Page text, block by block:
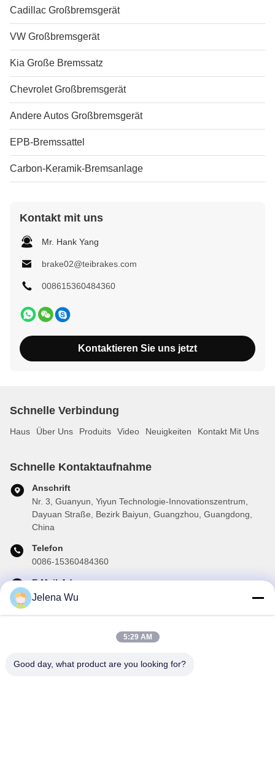
Cadillac Großbremsgerät
VW Großbremsgerät
Kia Große Bremssatz
Chevrolet Großbremsgerät
Andere Autos Großbremsgerät
EPB-Bremssattel
Carbon-Keramik-Bremsanlage
Kontakt mit uns
Mr. Hank Yang
brake02@teibrakes.com
008615360484360
Kontaktieren Sie uns jetzt
Schnelle Verbindung
Haus Über Uns Produits Video Neuigkeiten Kontakt Mit Uns
Schnelle Kontaktaufnahme
Anschrift
Nr. 3, Guanyun, Yiyun Technologie-Innovationszentrum,
Dayuan Straße, Bezirk Baiyun, Guangzhou, Guangdong,
China
Telefon
0086-15360484360
E-Mail-Adresse
brake02@teibrakes.com
Abonnieren Sie unseren Newsletter für Rabatte und mehr.
Jelena Wu
5:29 AM
Good day, what product are you looking for?